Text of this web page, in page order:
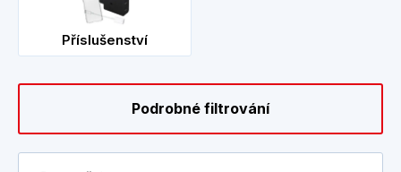
Příslušenství
Podrobné filtrování